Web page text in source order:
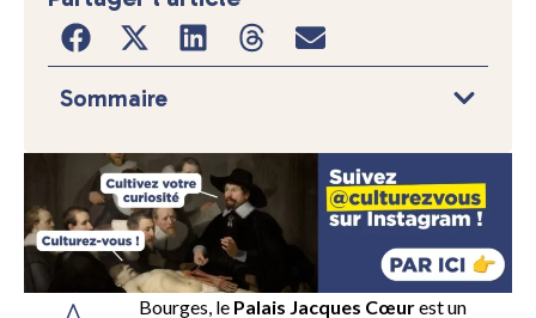
Bourges, le Palais Jacques Cœurest un
Sommaire